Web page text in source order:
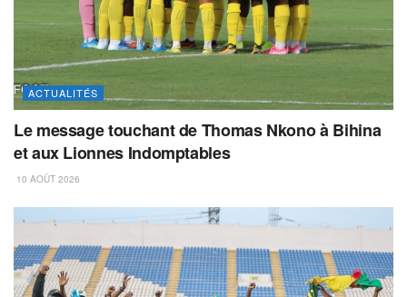
ACTUALITÉS
Le message touchant de Thomas Nkono à Bihina
et aux Lionnes Indomptables
10 AOÛT 2026